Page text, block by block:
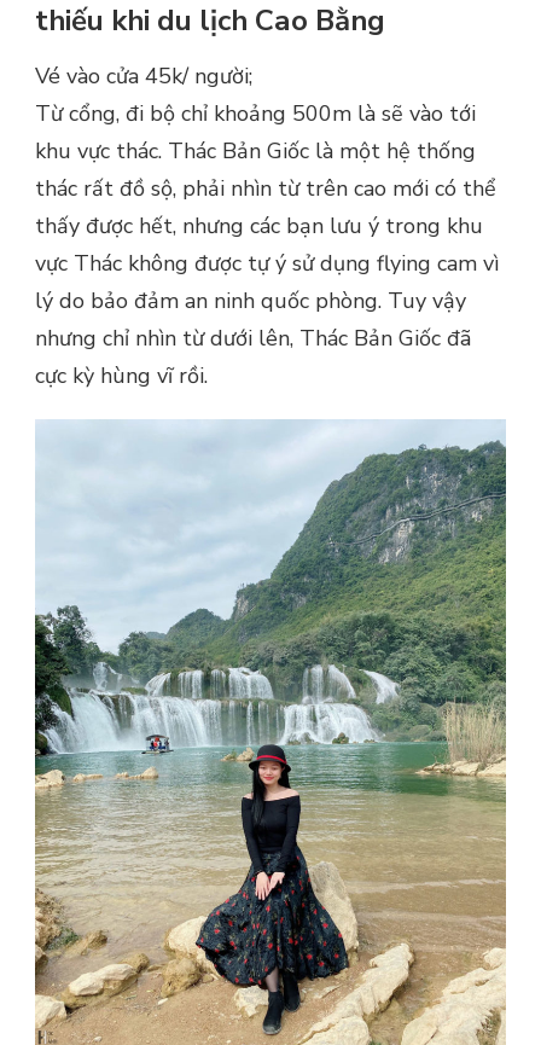
thiếu khi du lịch Cao Bằng
Vé vào cửa 45k/ người;
Từ cổng, đi bộ chỉ khoảng 500m là sẽ vào tới
khu vực thác. Thác Bản Giốc là một hệ thống
thác rất đồ sộ, phải nhìn từ trên cao mới có thể
thấy được hết, nhưng các bạn lưu ý trong khu
vực Thác không được tự ý sử dụng flying cam vì
lý do bảo đảm an ninh quốc phòng. Tuy vậy
nhưng chỉ nhìn từ dưới lên, Thác Bản Giốc đã
cực kỳ hùng vĩ rồi.